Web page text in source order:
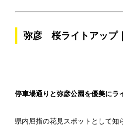
弥彦 桜ライトアップ
停車場通りと弥彦公園を優美にラ
県内屈指の花見スポットとして知